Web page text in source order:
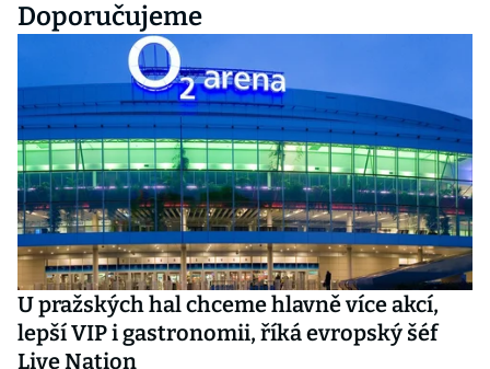
Doporučujeme
U pražských hal chceme hlavně více akcí,
lepší VIP i gastronomii, říká evropský šéf
Live Nation